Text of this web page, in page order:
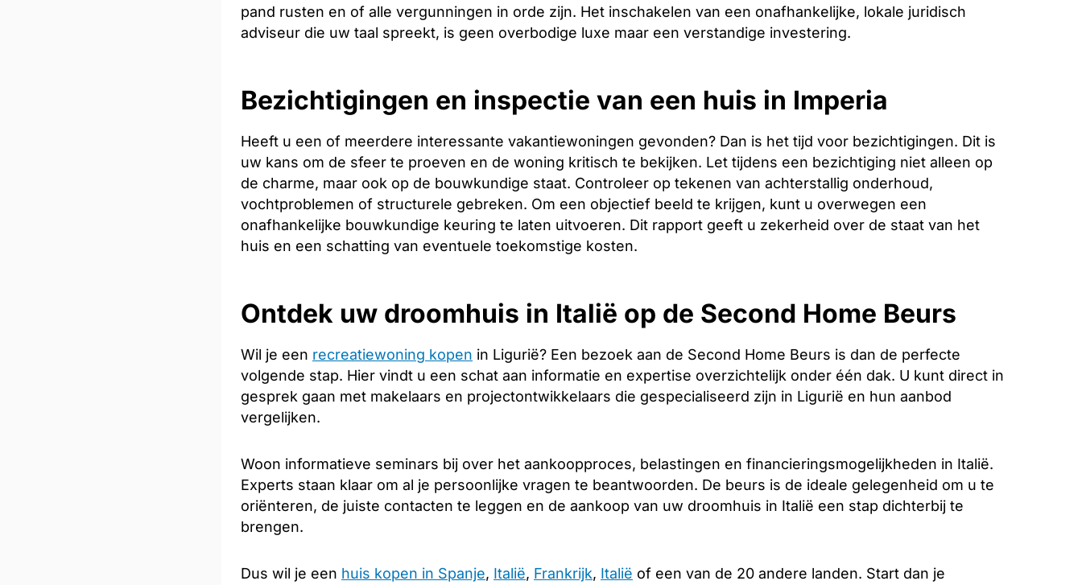
pand rusten en of alle vergunningen in orde zijn. Het inschakelen van een onafhankelijke, lokale juridisch
adviseur die uw taal spreekt, is geen overbodige luxe maar een verstandige investering.
Bezichtigingen en inspectie van een huis in Imperia
Heeft u een of meerdere interessante vakantiewoningen gevonden? Dan is het tijd voor bezichtigingen. Dit is
uw kans om de sfeer te proeven en de woning kritisch te bekijken. Let tijdens een bezichtiging niet alleen op
de charme, maar ook op de bouwkundige staat. Controleer op tekenen van achterstallig onderhoud,
vochtproblemen of structurele gebreken. Om een objectief beeld te krijgen, kunt u overwegen een
onafhankelijke bouwkundige keuring te laten uitvoeren. Dit rapport geeft u zekerheid over de staat van het
huis en een schatting van eventuele toekomstige kosten.
Ontdek uw droomhuis in Italië op de Second Home Beurs
Wil je een recreatiewoning kopen in Ligurië? Een bezoek aan de Second Home Beurs is dan de perfecte
volgende stap. Hier vindt u een schat aan informatie en expertise overzichtelijk onder één dak. U kunt direct in
gesprek gaan met makelaars en projectontwikkelaars die gespecialiseerd zijn in Ligurië en hun aanbod
vergelijken.
Woon informatieve seminars bij over het aankoopproces, belastingen en financieringsmogelijkheden in Italië.
Experts staan klaar om al je persoonlijke vragen te beantwoorden. De beurs is de ideale gelegenheid om u te
oriënteren, de juiste contacten te leggen en de aankoop van uw droomhuis in Italië een stap dichterbij te
brengen.
Dus wil je een huis kopen in Spanje, Italië, Frankrijk, Italië of een van de 20 andere landen. Start dan je